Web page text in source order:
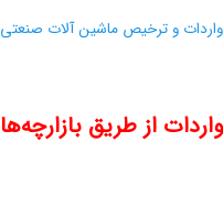
واردات و ترخیص ماشین آلات صنعتی
واردات از طریق بازارچه‌ها